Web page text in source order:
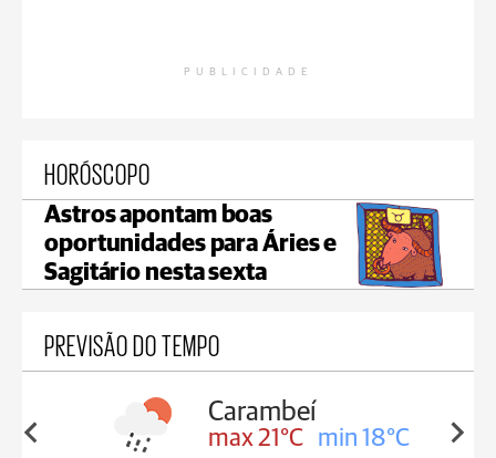
PUBLICIDADE
HORÓSCOPO
Astros apontam boas
oportunidades para Áries e
Sagitário nesta sexta
PREVISÃO DO TEMPO
18°C
Carambeí
max 21°C min 18°C